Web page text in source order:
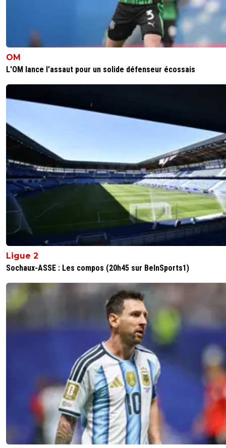
OM
L'OM lance l'assaut pour un solide défenseur écossais
Ligue 2
Sochaux-ASSE : Les compos (20h45 sur BeInSports1)